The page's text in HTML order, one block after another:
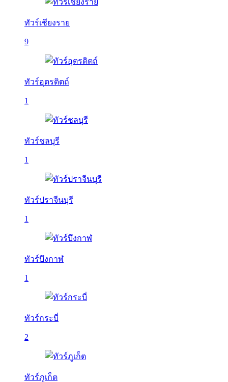
ทัวร์เชียงราย
9
ทัวร์อุตรดิตถ์
1
ทัวร์ชลบุรี
1
ทัวร์ปราจีนบุรี
1
ทัวร์บึงกาฬ
1
ทัวร์กระบี่
2
ทัวร์ภูเก็ต